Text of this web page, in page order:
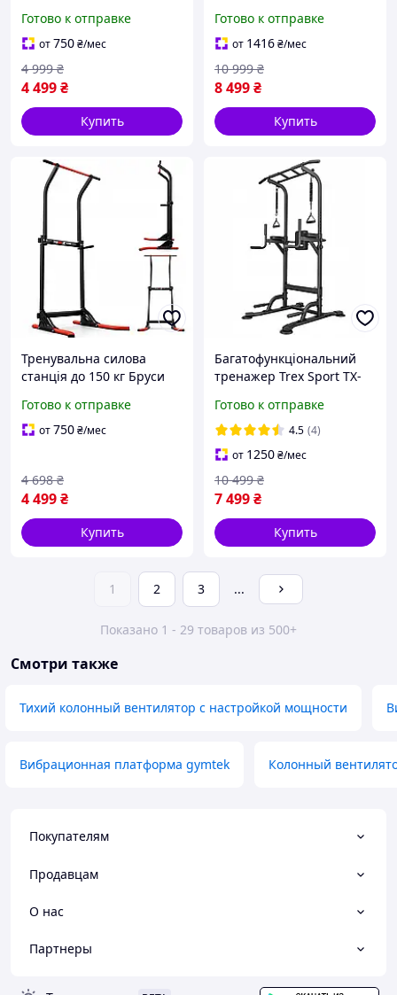
поручні для підтягувань
живота
Готово к отправке
от750₴/мес
4 499₴
4 999 ₴
Купить
Турнік Бруси
Готово к отправке
от 1416₴/мес
8 499₴
10 999 ₴
Купить
Тренувальна силова
станція до 150 кг Бруси
Готово к отправке
от750₴/мес
4 499₴
4 698 ₴
Купить
Багатофункціональний
тренажер Trex Sport TX-
Регульована штанга до
150кг Турнік
Готово к отправке
4.5 (4)
от 1250₴/мес
7 499₴
10 499 ₴
Купить
1 2 3 ...
Показано 1 - 29 товаров из 500+
Смотри также
Тихий колонный вентилятор с настройкой мощности
Вибрационная платформа gymtek Колонный
Покупателям
Продавцам
О нас
Партнеры